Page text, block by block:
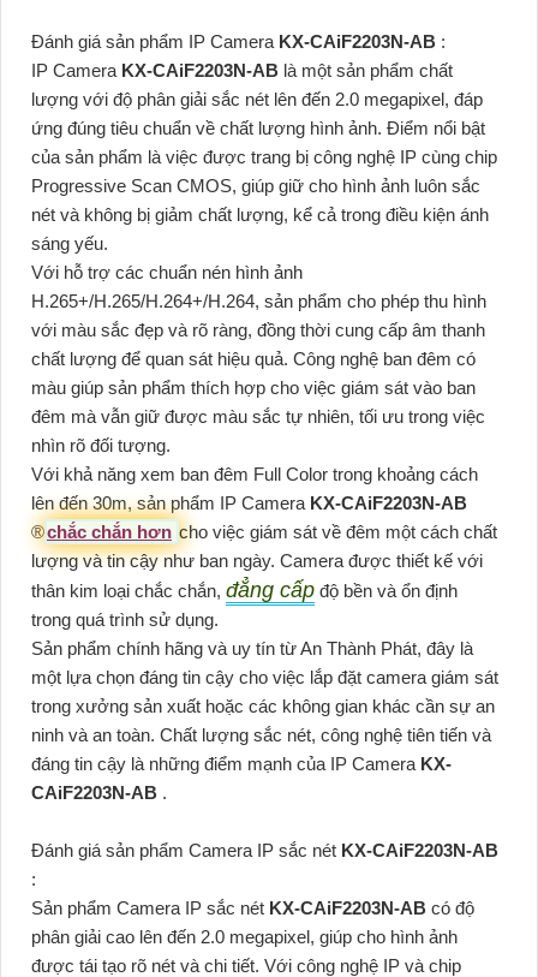
Đánh giá sản phẩm IP Camera KX-CAiF2203N-AB :
IP Camera KX-CAiF2203N-AB là một sản phẩm chất
lượng với độ phân giải sắc nét lên đến 2.0 megapixel, đáp
ứng đúng tiêu chuẩn về chất lượng hình ảnh. Điểm nổi bật
của sản phẩm là việc được trang bị công nghệ IP cùng chip
Progressive Scan CMOS, giúp giữ cho hình ảnh luôn sắc
nét và không bị giảm chất lượng, kể cả trong điều kiện ánh
sáng yếu.
Với hỗ trợ các chuẩn nén hình ảnh
H.265+/H.265/H.264+/H.264, sản phẩm cho phép thu hình
với màu sắc đẹp và rõ ràng, đồng thời cung cấp âm thanh
chất lượng để quan sát hiệu quả. Công nghệ ban đêm có
màu giúp sản phẩm thích hợp cho việc giám sát vào ban
đêm mà vẫn giữ được màu sắc tự nhiên, tối ưu trong việc
nhìn rõ đối tượng.
Với khả năng xem ban đêm Full Color trong khoảng cách
lên đến 30m, sản phẩm IP Camera KX-CAiF2203N-AB
®️chắc chắn hơn cho việc giám sát về đêm một cách chất
lượng và tin cậy như ban ngày. Camera được thiết kế với
thân kim loại chắc chắn, đẳng cấp độ bền và ổn định
trong quá trình sử dụng.
Sản phẩm chính hãng và uy tín từ An Thành Phát, đây là
một lựa chọn đáng tin cậy cho việc lắp đặt camera giám sát
trong xưởng sản xuất hoặc các không gian khác cần sự an
ninh và an toàn. Chất lượng sắc nét, công nghệ tiên tiến và
đáng tin cậy là những điểm mạnh của IP Camera KX-
CAiF2203N-AB .
Đánh giá sản phẩm Camera IP sắc nét KX-CAiF2203N-AB
:
Sản phẩm Camera IP sắc nét KX-CAiF2203N-AB có độ
phân giải cao lên đến 2.0 megapixel, giúp cho hình ảnh
được tái tạo rõ nét và chi tiết. Với công nghệ IP và chip